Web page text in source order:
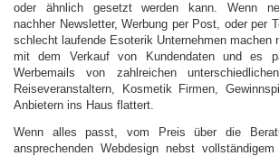
oder ähnlich gesetzt werden kann. Wenn
nachher Newsletter, Werbung per Post, oder per
schlecht laufende Esoterik Unternehmen machen
mit dem Verkauf von Kundendaten und es
Werbemails von zahlreichen
Reiseveranstaltern, Kosmetik Firmen,
Anbietern ins Haus flattert.
Wenn alles passt, vom Preis über die
ansprechenden Webdesign nebst